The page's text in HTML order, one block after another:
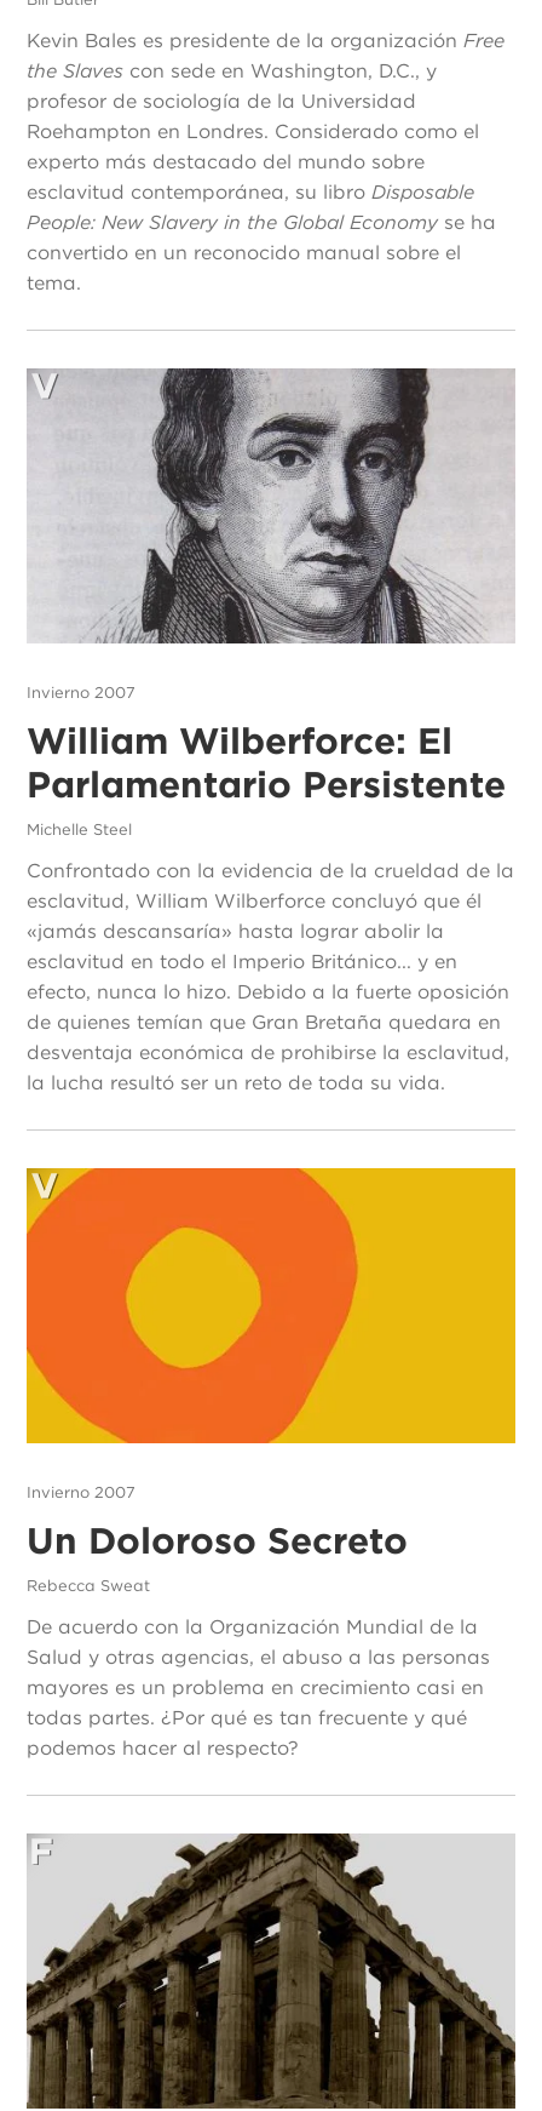
Kevin Bales es presidente de la organizaciónFree
the Slaves con sede en Washington, D.C., y
profesor de sociología de la Universidad
Roehampton en Londres. Considerado como el
experto más destacado del mundo sobre
esclavitud contemporánea, su libroDisposable
People: New Slavery in the Global Economy se ha
convertido en un reconocido manual sobre el
tema.
Invierno 2007
William Wilberforce: El
Parlamentario Persistente
Michelle Steel
Confrontado con la evidencia de la crueldad de la
esclavitud, William Wilberforce concluyó que él
«jamás descansaría» hasta lograr abolir la
esclavitud en todo el Imperio Británico... y en
efecto, nunca lo hizo. Debido a la fuerte oposición
de quienes temían que Gran Bretaña quedara en
desventaja económica de prohibirse la esclavitud,
la lucha resultó ser un reto de toda su vida.
Invierno 2007
Un Doloroso Secreto
Rebecca Sweat
De acuerdo con la Organización Mundial de la
Salud y otras agencias, el abuso a las personas
mayores es un problema en crecimiento casi en
todas partes. ¿Por qué es tan frecuente y qué
podemos hacer al respecto?